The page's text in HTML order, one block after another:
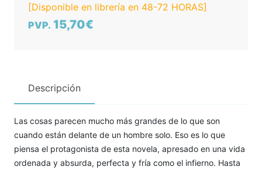
[Disponible en librería en 48-72 HORAS]
PVP. 15,70€
Descripción
Las cosas parecen mucho más grandes de lo que son
cuando están delante de un hombre solo. Eso es lo que
piensa el protagonista de esta novela, apresado en una vida
ordenada y absurda, perfecta y fría como el infierno. Hasta